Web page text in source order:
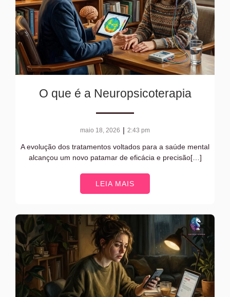
O que é a Neuropsicoterapia
maio 18, 2026 | 2:43 pm
A evolução dos tratamentos voltados para a saúde mental
alcançou um novo patamar de eficácia e precisão[…]
LEIA MAIS